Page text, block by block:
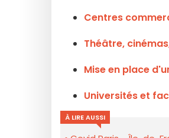
Centres
Théâtre,
Mise en place
Universités et
À LIRE AUSSI